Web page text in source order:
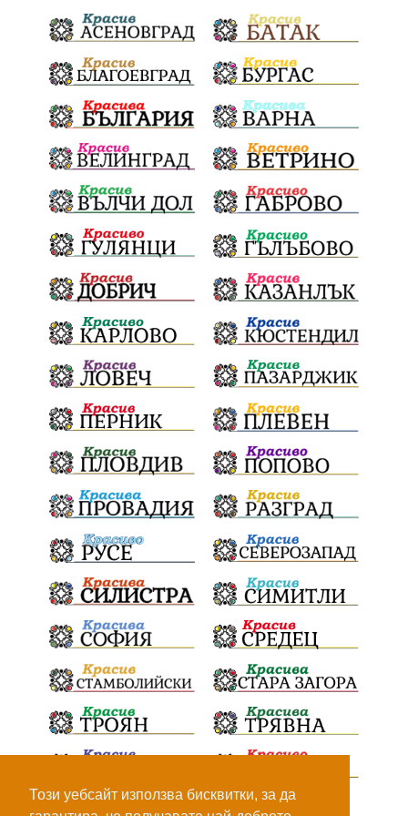
Този уебсайт използва бисквитки, за да
Пловдив БългарскиДух ГражданскаПозиция
ГражданскоУчастие Отговорност
ОбщинскиСъвет Полиграф
ДетекторНаЛъжата МВР
ОбезпечителниМерки МестнаВласт Котел
СИК Ружица РайнаКнягиня
ВеселинОрешков Шофьори
НационаленШампион ОрлинОрлиновЕнчев
ЕкатеринаДафовска Тракия ПТП
100Метра Атина
Живи свидетели на историята
БрашноСтоименов ИстинскиХляб
БългарскоКачество ПътнаИнфраструктура
Асфалт ВСС СъдебнаРеформа Шантаж
ПолитическиНатиск ЗаплахаЗаАрест
ПартияВеличие
ВоенниТехнологии